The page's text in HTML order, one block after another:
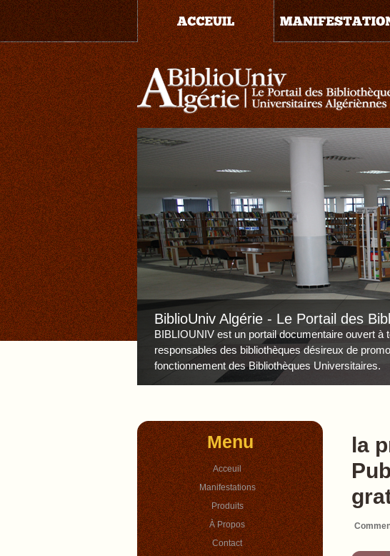
BiblioUniv Algérie - Le Portail des
BIBLIOUNIV est un portail documentaire ouvert
responsables des bibliothèques désireux de
fonctionnement des Bibliothèques Universitaires.
la
Menu
Acceuil
Manifestations
Produits
À Propos
Contact